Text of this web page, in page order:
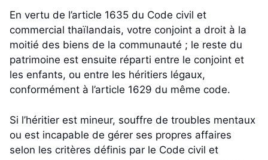
En vertu de l’article 1635 du Code civil et
commercial thaïlandais, votre conjoint a droit à la
moitié des biens de la communauté ; le reste du
patrimoine est ensuite réparti entre le conjoint et
les enfants, ou entre les héritiers légaux,
conformément à l’article 1629 du même code.
Si l’héritier est mineur, souffre de troubles mentaux
ou est incapable de gérer ses propres affaires
selon les critères définis par le Code civil et